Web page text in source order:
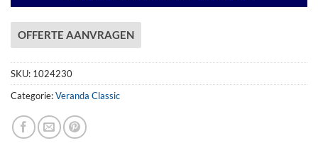
OFFERTE AANVRAGEN
SKU: 1024230
Categorie:Veranda Classic